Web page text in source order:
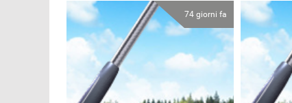
74 giorni fa